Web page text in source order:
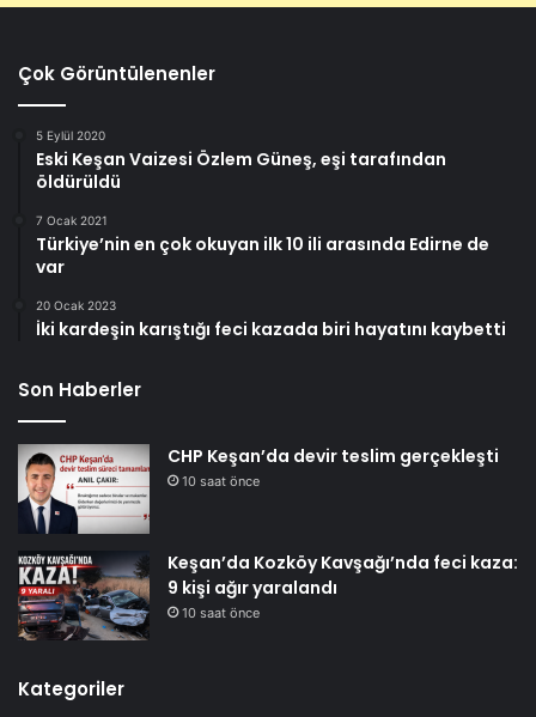
Çok Görüntülenenler
5 Eylül 2020
Eski Keşan Vaizesi Özlem Güneş, eşi tarafından
öldürüldü
7 Ocak 2021
Türkiye’nin en çok okuyan ilk 10 ili arasında Edirne de
var
20 Ocak 2023
İki kardeşin karıştığı feci kazada biri hayatını kaybetti
Son Haberler
CHP Keşan’da devir teslim gerçekleşti
10 saat önce
Keşan’da Kozköy Kavşağı’nda feci kaza:
9 kişi ağır yaralandı
10 saat önce
Kategoriler